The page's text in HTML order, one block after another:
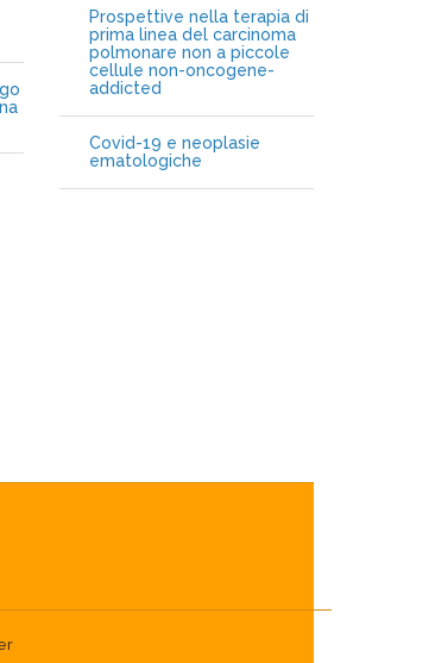
Prospettive nella terapia di
prima linea del carcinoma
polmonare non a piccole
cellule non-oncogene-
addicted
Covid-19 e neoplasie
ematologiche